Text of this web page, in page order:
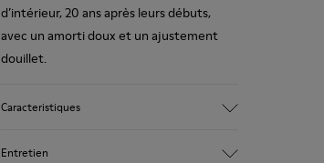
d’intérieur, 20 ans après leurs débuts,
avec un amorti doux et un ajustement
douillet.
Caracteristiques
Entretien